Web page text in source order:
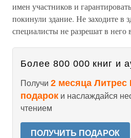
имен участников и
покинули здание. Не заходите в
специалисты не разрешат в него
Более 800 000 книг и
Получи 2 месяца Литрес
подарок и наслаждайся
чтением
ПОЛУЧИТЬ ПОДАРОК